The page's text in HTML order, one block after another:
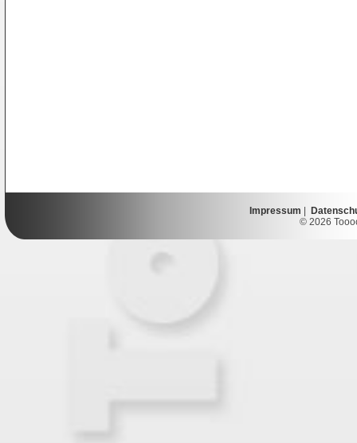
Impressum
© 2026